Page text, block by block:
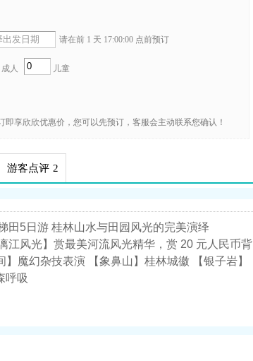
请在前 1 天 17:00:00 点前预订
成人 儿童
即享欣欣优惠价，您可以先预订，客服会主动联系您确认！
游客点评 2
田5日游 桂林山水与田园风光的完美演绎
江风光】赏最美河流风光精华，赏 20 元人民币背
魔幻杂技表演 【象鼻山】桂林城徽 【银子岩】
呼吸